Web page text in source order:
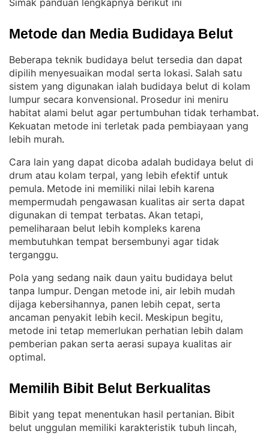
Simak panduan lengkapnya berikut ini
Metode dan Media Budidaya Belut
Beberapa teknik budidaya belut tersedia dan dapat
dipilih menyesuaikan modal serta lokasi. Salah satu
sistem yang digunakan ialah budidaya belut di kolam
lumpur secara konvensional. Prosedur ini meniru
habitat alami belut agar pertumbuhan tidak terhambat
Kekuatan metode ini terletak pada pembiayaan yang
lebih murah.
Cara lain yang dapat dicoba adalah budidaya belut di
drum atau kolam terpal, yang lebih efektif untuk
pemula. Metode ini memiliki nilai lebih karena
mempermudah pengawasan kualitas air serta dapat
digunakan di tempat terbatas. Akan tetapi,
pemeliharaan belut lebih kompleks karena
membutuhkan tempat bersembunyi agar tidak
terganggu.
Pola yang sedang naik daun yaitu budidaya belut
tanpa lumpur. Dengan metode ini, air lebih mudah
dijaga kebersihannya, panen lebih cepat, serta
ancaman penyakit lebih kecil. Meskipun begitu,
metode ini tetap memerlukan perhatian lebih dalam
pemberian pakan serta aerasi supaya kualitas air
optimal.
Memilih Bibit Belut Berkualitas
Bibit yang tepat menentukan hasil pertanian. Bibit
belut unggulan memiliki karakteristik tubuh lincah,